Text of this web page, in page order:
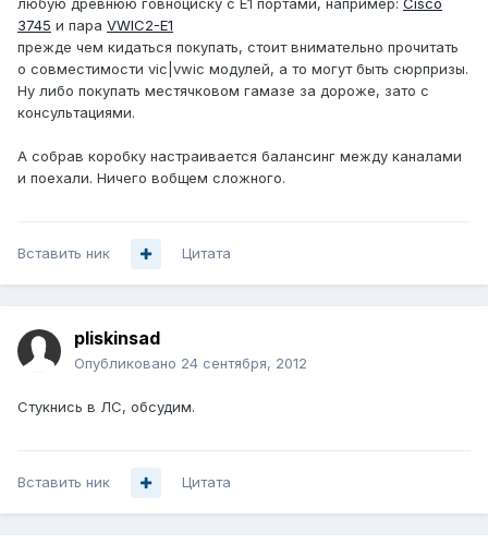
любую древнюю говноциску с E1 портами, например: Cisco
3745 и пара VWIC2-E1
прежде чем кидаться покупать, стоит внимательно прочитать
о совместимости vic|vwic модулей, а то могут быть сюрпризы.
Ну либо покупать местячковом гамазе за дороже, зато с
консультациями.
А собрав коробку настраивается балансинг между каналами
и поехали. Ничего вобщем сложного.
Вставить ник Цитата
pliskinsad
Опубликовано 24 сентября, 2012
Стукнись в ЛС, обсудим.
Вставить ник Цитата